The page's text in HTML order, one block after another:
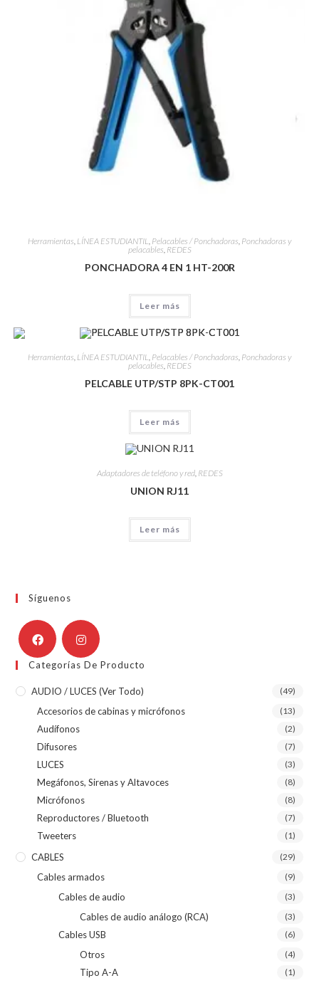
Herramientas, LÍNEA ESTUDIANTIL, Pelacables / Ponchadoras, Ponchadoras y
pelacables, REDES
PONCHADORA 4 EN 1 HT-200R
Leer más
Herramientas, LÍNEA ESTUDIANTIL, Pelacables / Ponchadoras, Ponchadoras y
pelacables, REDES
PELCABLE UTP/STP 8PK-CT001
Leer más
Adaptadores de teléfono y red, REDES
UNION RJ11
Leer más
Síguenos
Categorías De Producto
AUDIO / LUCES (ver Todo) (49)
Accesorios de cabinas y micrófonos (13)
Audífonos (2)
Difusores (7)
LUCES (3)
Megáfonos, Sirenas y Altavoces (8)
Micrófonos (8)
Reproductores / Bluetooth (7)
Tweeters (1)
CABLES (29)
Cables armados (9)
Cables de audio (3)
Cables de audio análogo (RCA) (3)
Cables USB (6)
Otros (4)
Tipo A-A (1)